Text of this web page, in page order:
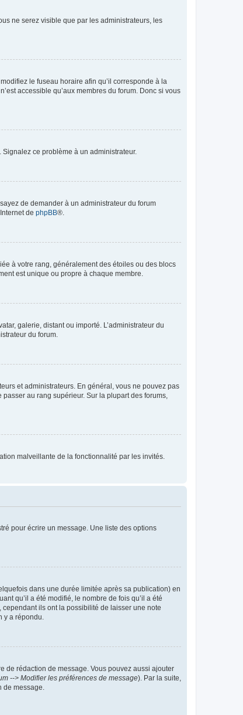
ne serez visible que par les administrateurs, les
le fuseau horaire afin qu’il corresponde à la
accessible qu’aux membres du forum. Donc si vous
Signalez ce problème à un administrateur.
de demander à un administrateur du forum
de phpBB®.
à votre rang, généralement des étoiles ou des blocs
est unique ou propre à chaque membre.
galerie, distant ou importé. L’administrateur du
du forum.
et administrateurs. En général, vous ne pouvez pas
au rang supérieur. Sur la plupart des forums,
malveillante de la fonctionnalité par les invités.
pour écrire un message. Une liste des options
dans une durée limitée après sa publication) en
qu’il a été modifié, le nombre de fois qu’il a été
ils ont la possibilité de laisser une note
y a répondu.
de rédaction de message. Vous pouvez aussi ajouter
--> Modifier les préférences de message). Par la suite,
de message.